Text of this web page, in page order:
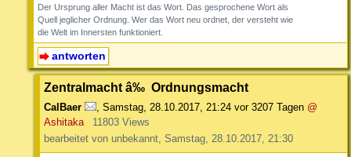
Der Ursprung aller Macht ist das Wort. Das gesprochene Wort als
Quell jeglicher Ordnung. Wer das Wort neu ordnet, der versteht wie
die Welt im Innersten funktioniert.
antworten
Zentralmacht â‰ Ordnungsmacht
CalBaer Samstag, 28.10.2017, 21:24 vor 3207 Tagen @
Ashitaka
11803 Views
bearbeitet von unbekannt, Samstag, 28.10.2017, 21:30